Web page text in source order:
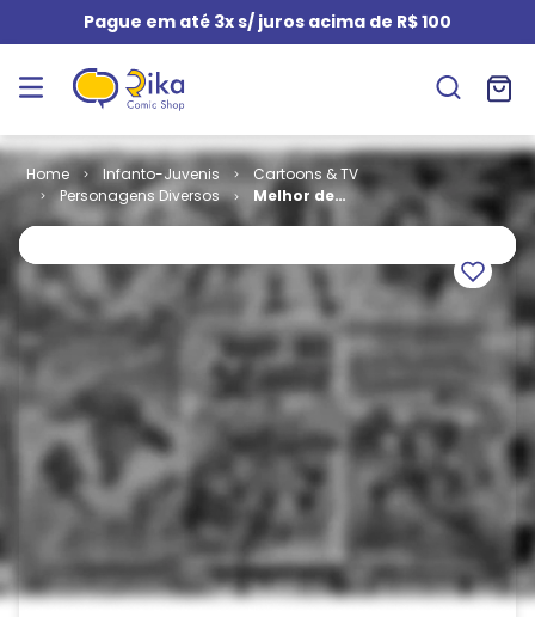
Pague em até 3x s/ juros acima de R$ 100
Infanto-Juvenis
Cartoons & TV
Personagens Diversos
Melhor de